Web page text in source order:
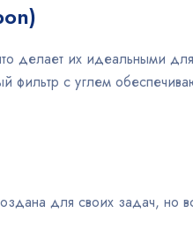
делает их идеальными
фильтр с углем
для своих задач, но